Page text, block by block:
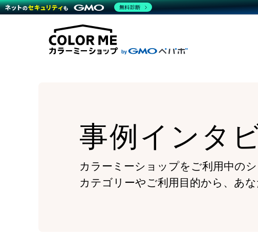
商材一覧を見る
機能一覧を見る
WordPress導
顧客ロイヤ
モバイルア
複数店舗と
料金
プラン・料金一覧を見る
事例
運営サポート
サポート一覧を見る
事例インタ
カラーミーショップをご利用中の
カテゴリーやご利用目的から、あ
無料診断